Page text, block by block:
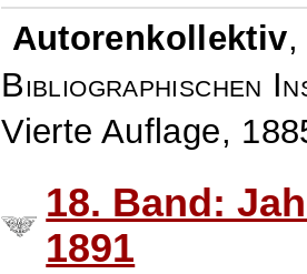
Autorenkollektiv
Bibliographischen
Vierte Auflage,
18. Band:
1891